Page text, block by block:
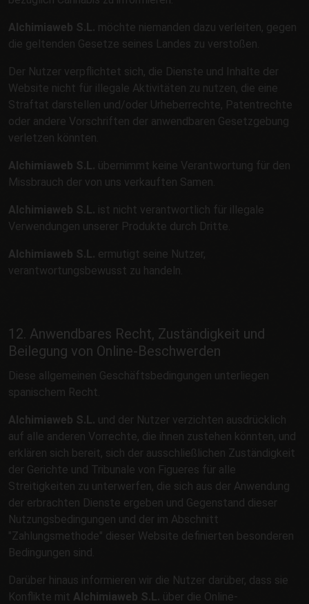
Alchimiaweb S.L. möchte niemanden dazu verleiten, gegen
die geltenden Gesetze seines Landes zu verstoßen.
Der Nutzer verpflichtet sich, die Dienste und Inhalte der
Website nicht für illegale Aktivitäten zu nutzen, die eine
Straftat darstellen und/oder Urheberrechte, Patentrechte
oder andere Vorschriften der anwendbaren Gesetzgebung
verletzen könnten.
Alchimiaweb S.L. übernimmt keine Verantwortung für den
Missbrauch der von uns verkauften Samen.
Alchimiaweb S.L. ist nicht verantwortlich für illegale
Verwendungen unserer Produkte durch Dritte.
Alchimiaweb S.L. ermutigt seine Nutzer,
verantwortungsbewusst zu handeln.
12. Anwendbares Recht, Zuständigkeit und
Beilegung von Online-Beschwerden
Diese allgemeinen Geschäftsbedingungen unterliegen
spanischem Recht.
Alchimiaweb S.L. und der Nutzer verzichten ausdrücklich
auf alle anderen Vorrechte, die ihnen zustehen könnten, und
erklären sich bereit, sich der ausschließlichen Zuständigkeit
der Gerichte und Tribunale von Figueres für alle
Streitigkeiten zu unterwerfen, die sich aus der Anwendung
der erbrachten Dienste ergeben und Gegenstand dieser
Nutzungsbedingungen und der im Abschnitt
"Zahlungsmethode" dieser Website definierten besonderen
Bedingungen sind.
Darüber hinaus informieren wir die Nutzer darüber, dass sie
Konflikte mit Alchimiaweb S.L. über die Online-